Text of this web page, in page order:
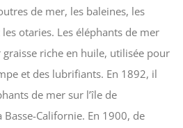
de mer, les baleines, les
otaries. Les éléphants de mer
riche en huile, utilisée pour
et des lubrifiants. En 1892, il
de mer sur l’île de
Californie. En 1900, de